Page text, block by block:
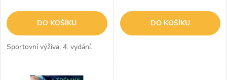
o
d
u
o
d
DO KOŠÍKU
Sportovní výživa, 4. vydání.
DO KOŠÍKU